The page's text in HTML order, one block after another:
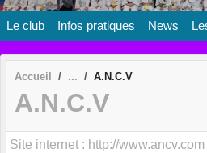
Le club Infos pratiques News
Accueil A.N.C.V
A.N.C.V
Site internet : http://www.ancv.com